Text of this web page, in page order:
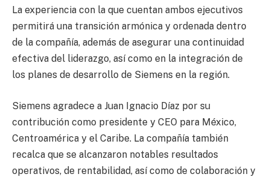
La experiencia con la que cuentan ambos ejecutivos
permitirá una transición armónica y ordenada dentro
de la compañía, además de asegurar una continuidad
efectiva del liderazgo, así como en la integración de
los planes de desarrollo de Siemens en la región.
Siemens agradece a Juan Ignacio Díaz por su
contribución como presidente y CEO para México,
Centroamérica y el Caribe. La compañía también
recalca que se alcanzaron notables resultados
operativos, de rentabilidad, así como de colaboración y